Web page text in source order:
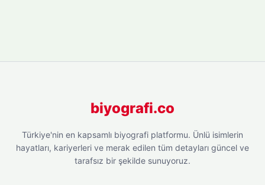
biyografi.co
Türkiye'nin en kapsamlı biyografi platformu. Ünlü isimlerin
hayatları, kariyerleri ve merak edilen tüm detayları güncel ve
tarafsız bir şekilde sunuyoruz.